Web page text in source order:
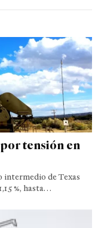
por tensión en
de Texas
%, hasta…